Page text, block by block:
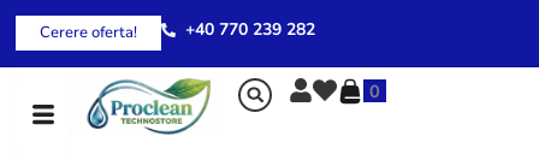
Skip
content
Cerere oferta! +40 770 239 282
0